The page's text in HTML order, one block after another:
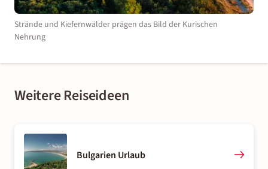
Strände und Kiefernwälder prägen das Bild der Kurischen
Nehrung
Weitere Reiseideen
Bulgarien Urlaub